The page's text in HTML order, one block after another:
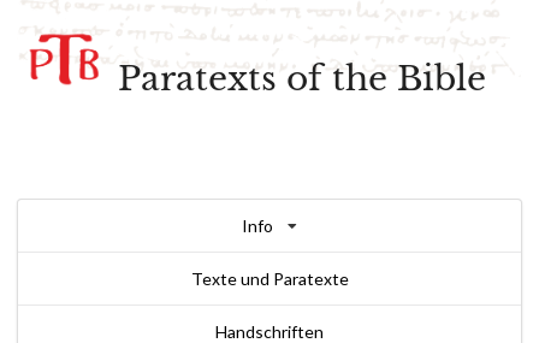
Paratexts of the Bible
Info
Texte und Paratexte
Handschriften